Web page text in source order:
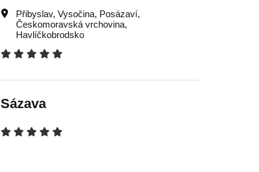
Přibyslav, Vysočina, Posázaví,
Českomoravská vrchovina,
Havlíčkobrodsko
Sázava